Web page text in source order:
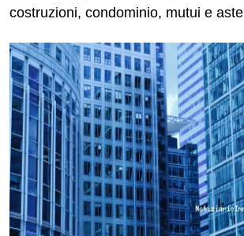
costruzioni, condominio, mutui e aste